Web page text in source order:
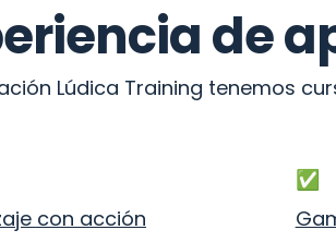
de
Lúdica Training tenemos
con acción
✅